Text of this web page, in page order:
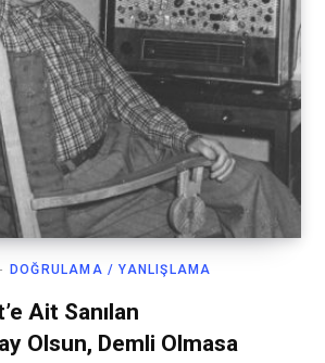
DOĞRULAMA / YANLIŞLAMA
Ait Sanılan
Olsun, Demli Olmasa